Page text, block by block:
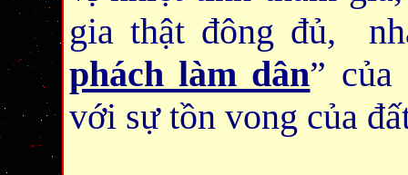
gia thật đông đủ,
phách làm dân”
với sự tồn vong của